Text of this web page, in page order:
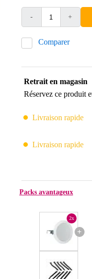
- +
Comparer
Retrait en magasin
Réservez ce produit
Livraison rapide
Livraison rapide
Packs avantageux
+
2x